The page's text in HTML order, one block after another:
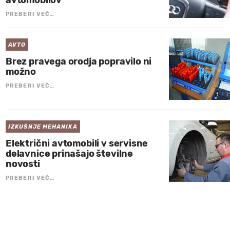
PREBERI VEČ…
AVTO
Brez pravega orodja popravilo ni
možno
PREBERI VEČ…
IZKUŠNJE MEHANIKA
Električni avtomobili v servisne
delavnice prinašajo številne
novosti
PREBERI VEČ…